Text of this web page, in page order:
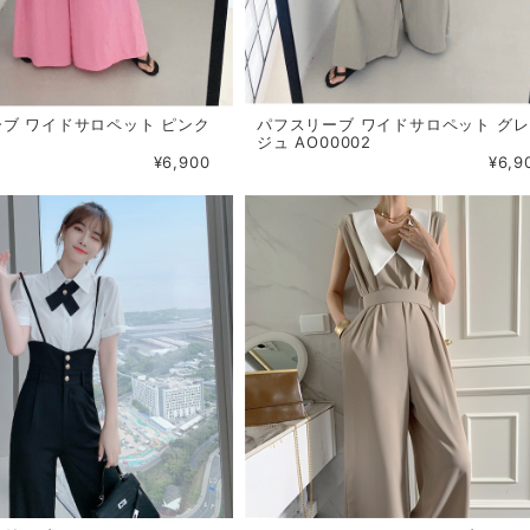
ワイドサロペット ピンク
¥6,900
パフスリーブ ワイドサロペット グ
ジュ AO00002